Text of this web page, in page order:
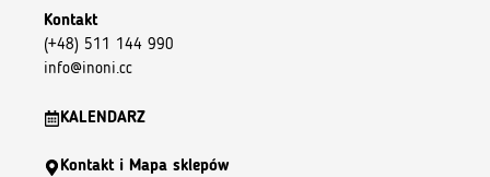
Kontakt
(+48) 511 144 990
info@inoni.cc
KALENDARZ
Kontakt i Mapa sklepów